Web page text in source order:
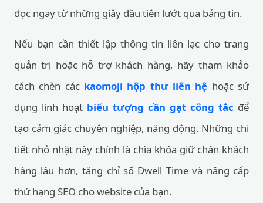
đọc ngay từ những giây đầu tiên lướt qua bảng tin.
Nếu bạn cần thiết lập thông tin liên lạc cho trang
quản trị hoặc hỗ trợ khách hàng, hãy tham khảo
cách chèn các kaomoji hộp thư liên hệ hoặc sử
dụng linh hoạt biểu tượng cần gạt công tắc để
tạo cảm giác chuyên nghiệp, năng động. Những chi
tiết nhỏ nhặt này chính là chìa khóa giữ chân khách
hàng lâu hơn, tăng chỉ số Dwell Time và nâng cấp
thứ hạng SEO cho website của bạn.